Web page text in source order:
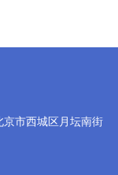
京市西城区月坛南街